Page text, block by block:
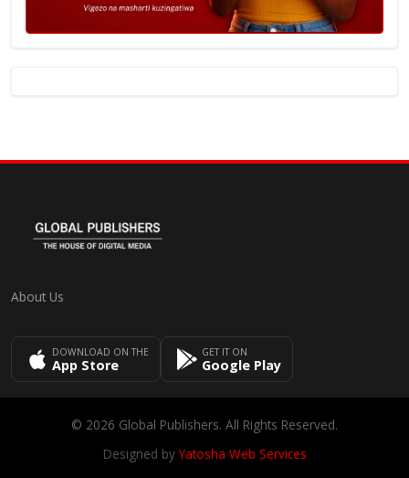
About Us
DOWNLOAD ON THE
App Store
GET IT ON
Google Play
© 2026 Global Publishers. All Rights Reserved.
Designed byYatosha Web Services